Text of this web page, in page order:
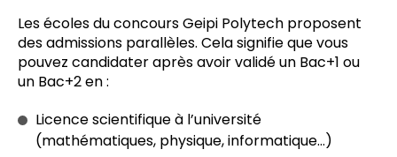
Les écoles du concours Geipi Polytech proposent
des admissions parallèles. Cela signifie que vous
pouvez candidater après avoir validé un Bac+1 ou
un Bac+2 en :
Licence scientifique à l’université
(mathématiques, physique, informatique…)